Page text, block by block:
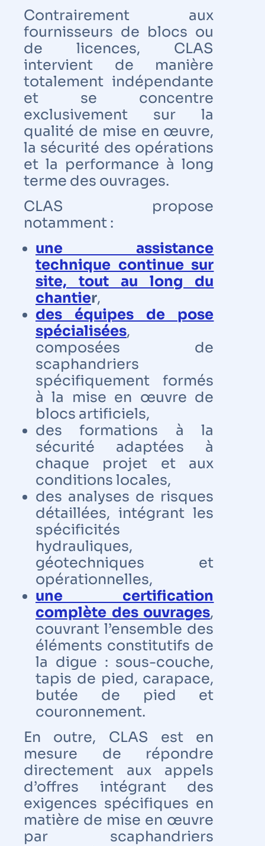
Contrairement aux
fournisseurs de blocs ou
de licences, CLAS
intervient de manière
totalement indépendante
et se concentre
exclusivement sur la
qualité de mise en œuvre,
la sécurité des opérations
et la performance à long
terme des ouvrages.
CLAS propose
notamment :
une assistance
technique continue sur
site, tout au long du
chantier,
des équipes de pose
spécialisées,
composées de
scaphandriers
spécifiquement formés
à la mise en œuvre de
blocs artificiels,
des formations à la
sécurité adaptées à
chaque projet et aux
conditions locales,
des analyses de risques
détaillées, intégrant les
spécificités
hydrauliques,
géotechniques et
opérationnelles,
une certification
complète des ouvrages,
couvrant l’ensemble des
éléments constitutifs de
la digue : sous-couche,
tapis de pied, carapace,
butée de pied et
couronnement.
En outre, CLAS est en
mesure de répondre
directement aux appels
d’offres intégrant des
exigences spécifiques en
matière de mise en œuvre
par scaphandriers